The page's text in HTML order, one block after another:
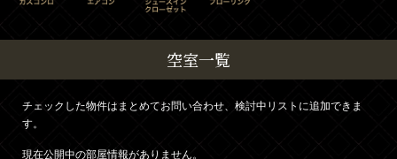
空室一覧
チェックした物件はまとめてお問い合わせ、検討中リストに追加できま
す。
現在公開中の部屋情報がありません。